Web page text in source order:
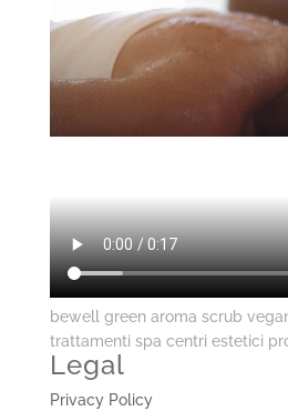
bewell green aroma scrub
trattamenti spa centri estetici
Legal
Privacy Policy